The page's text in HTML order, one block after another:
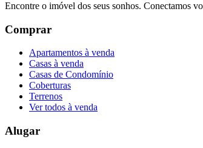
Encontre o imóvel dos seus sonhos. Conectamos
Comprar
Apartamentos à venda
Casas à venda
Casas de Condomínio
Coberturas
Terrenos
Ver todos à venda
Alugar